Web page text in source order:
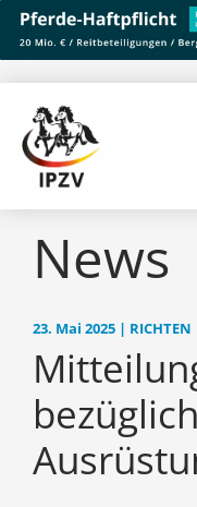
News
23. Mai 2025 | RICHTEN
bezüglich